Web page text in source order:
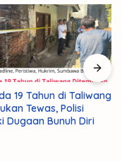
19 Tahun di Taliwang
Tewas, Polisi
Dugaan Bunuh Diri